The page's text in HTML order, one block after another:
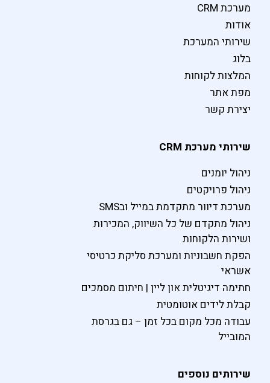
מערכת CRM
אודות
שירותי המערכת
בלוג
המלצות לקוחות
מפת אתר
יצירת קשר
שירותי מערכת CRM
ניהול יומנים
ניהול פרויקטים
מערכת דיוור מתקדמת במייל ובSMS
ניהול מתקדם של כל השיווק, המכירות
ושירות הלקוחות
הפקת חשבוניות ומערכת סליקת כרטיסי
אשראי
חתימה דיגיטלית און ליין | חיתום מסמכים
קבלת לידים אוטומטית
עבודה מכל מקום בכל זמן – גם בגרסת
המובייל
שירותים נוספים